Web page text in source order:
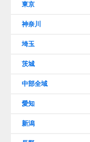
東京
神奈川
埼玉
茨城
中部全域
愛知
新潟